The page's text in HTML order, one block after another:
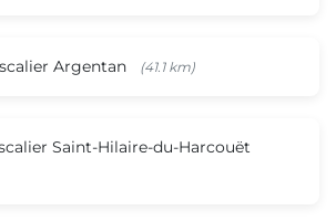
Argentan (41.1 km)
Saint-Hilaire-du-Harcouët